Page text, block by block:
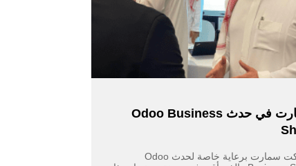
سمارت في حدث Odoo Business
شاركت سمارت برعاية خاصة لحدث Odoo